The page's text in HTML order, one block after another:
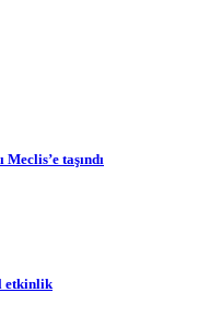
taşındı
etkinlik